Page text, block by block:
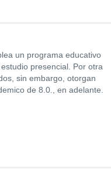
un programa educativo
presencial. Por otra
sin embargo, otorgan
de 8.0., en adelante.